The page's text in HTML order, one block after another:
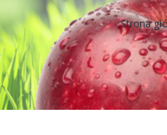
Strona